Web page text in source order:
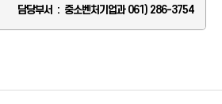
담당부서 : 중소벤처기업과 061) 286-3754